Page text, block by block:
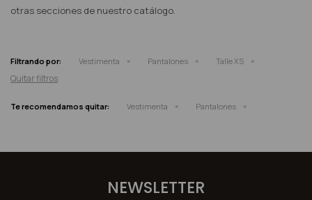
otras secciones de nuestro catálogo.
Filtrando por: Vestimenta Pantalones Talle XS
Quitar filtros
Te recomendamos quitar: Vestimenta Pantalones
NEWSLETTER